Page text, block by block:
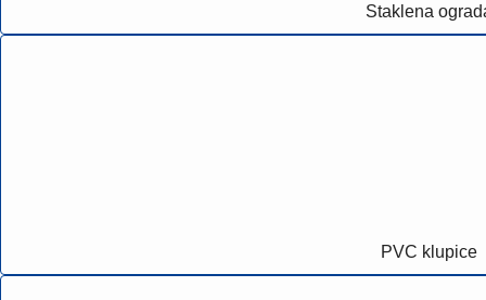
Staklena
PVC klupice